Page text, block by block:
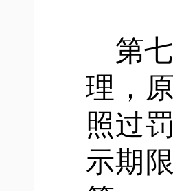
第
理，
照过
示期